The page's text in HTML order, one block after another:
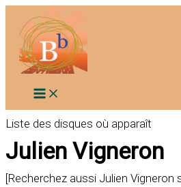
contenu
Liste des disques où apparaît
Julien Vigneron
[Recherchez aussi Julien Vigneron